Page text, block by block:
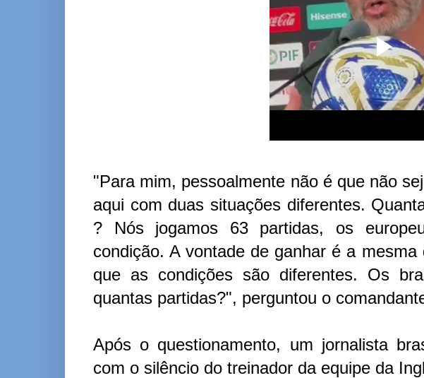
"Para mim, pessoalmente não é que não
aqui com duas situações diferentes.
? Nós jogamos 63 partidas, os
condição. A vontade de ganhar é a
que as condições são diferentes. Os
quantas partidas?", perguntou o
Após o questionamento, um jornalista
com o silêncio do treinador da equipe da